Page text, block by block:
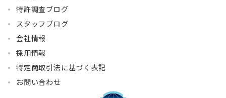
特許調査ブログ
スタッフブログ
会社情報
採用情報
特定商取引法に基づく表記
お問い合わせ